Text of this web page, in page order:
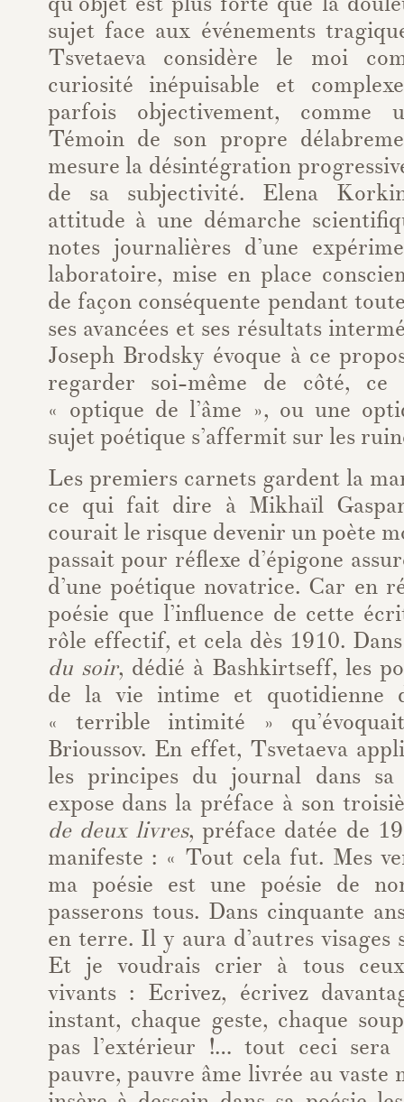
sujet face aux événements
Tsvetaeva considère le moi
curiosité inépuisable et
parfois objectivement, comme
Témoin de son propre
mesure la désintégration
de sa subjectivité. Elena
attitude à une démarche
notes journalières d’une
laboratoire, mise en place
de façon conséquente pendant
ses avancées et ses résultats
Joseph Brodsky évoque à ce
regarder soi-même de côté, ce
« optique de l’âme », ou une
sujet poétique s’affermit sur les
Les premiers carnets gardent la
ce qui fait dire à Mikhaïl
courait le risque devenir un poète
passait pour réflexe d’épigone
d’une poétique novatrice. Car en
poésie que l’influence de cette
rôle effectif, et cela dès 1910.
du soir, dédié à Bashkirtseff, les
de la vie intime et quotidienne
« terrible intimité »
Brioussov. En effet, Tsvetaeva
les principes du journal dans sa
expose dans la préface à son
de deux livres, préface datée de
manifeste : « Tout cela fut. Mes
ma poésie est une poésie de
passerons tous. Dans cinquante
en terre. Il y aura d’autres visages
Et je voudrais crier à tous
vivants : Ecrivez, écrivez
instant, chaque geste, chaque
pas l’extérieur !… tout ceci
pauvre, pauvre âme livrée au vaste